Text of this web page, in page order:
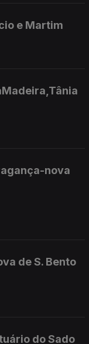
e Martim
nova
de S. Bento
do Sado